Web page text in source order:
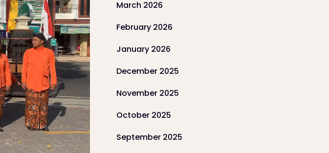
March 2026
February 2026
January 2026
December 2025
November 2025
October 2025
September 2025